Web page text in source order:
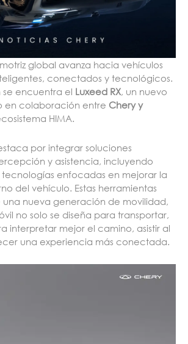
global avanza hacia vehículos
conectados y tecnológicos.
se encuentra el Luxeed RX, un nuevo
en colaboración entre Chery y
HIMA.
por integrar soluciones
y asistencia, incluyendo
tecnologías enfocadas en mejorar la
del vehículo. Estas herramientas
nueva generación de movilidad,
no solo se diseña para transportar,
interpretar mejor el camino, asistir al
una experiencia más conectada.